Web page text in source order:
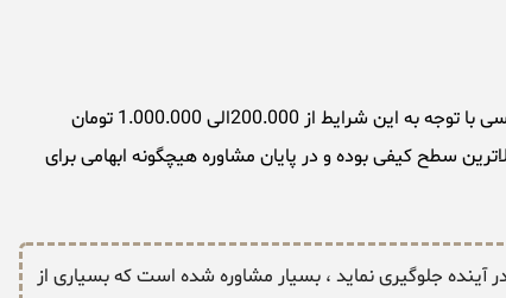
هزینه مشاوره جرائم نظام مهندسی بستگی به شرایط پرونده و یا موضوع مطروحه متفاوت میباشد ، هزینه اخذ مشاوره مشاوره جرائم نظام مهندسی با توجه به این شرایط از 200.000الی 1.000.000 تومان
سطح کیفی بوده و در پایان مشاوره هیچگونه ابهامی برای
آینده جلوگیری نماید ، بسیار مشاوره شده است که بسیاری از